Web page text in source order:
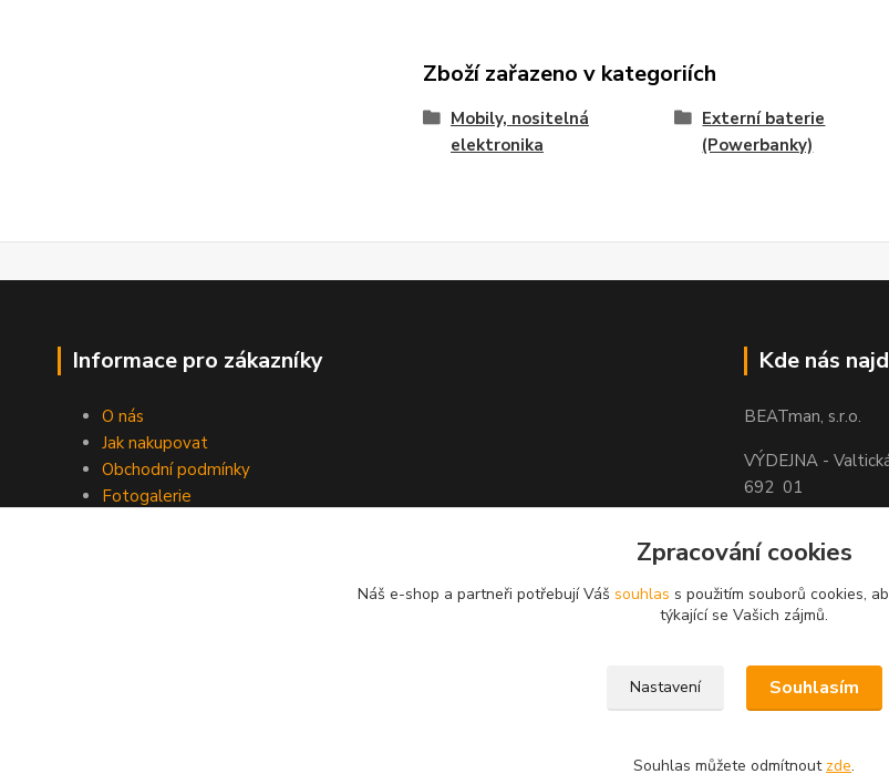
Zboží zařazeno v kategoriích
Mobily, nositelná
elektronika
Externí baterie
(Powerbanky)
Informace pro zákazníky
O nás
Jak nakupovat
Obchodní podmínky
Fotogalerie
Kde nás
BEATman, s.r.o.
VÝDEJNA -
692 01
Zpracování cookies
Náš e-shop a partneři potřebují Váš souhlas s použitím souborů cookies,
týkající se Vašich zájmů.
Nastavení Souhlasím
Souhlas můžete odmítnout zde.